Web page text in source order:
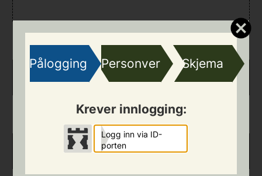
Pålogging Personvern Skjema
Krever innlogging:
Logg inn via ID-
porten
Etternamn *
*